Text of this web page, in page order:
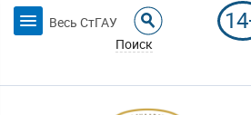
Весь СтГАУ
Поиск